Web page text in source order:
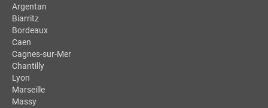
Argentan
Biarritz
Bordeaux
Caen
Cagnes-sur-Mer
Chantilly
Lyon
Marseille
Massy